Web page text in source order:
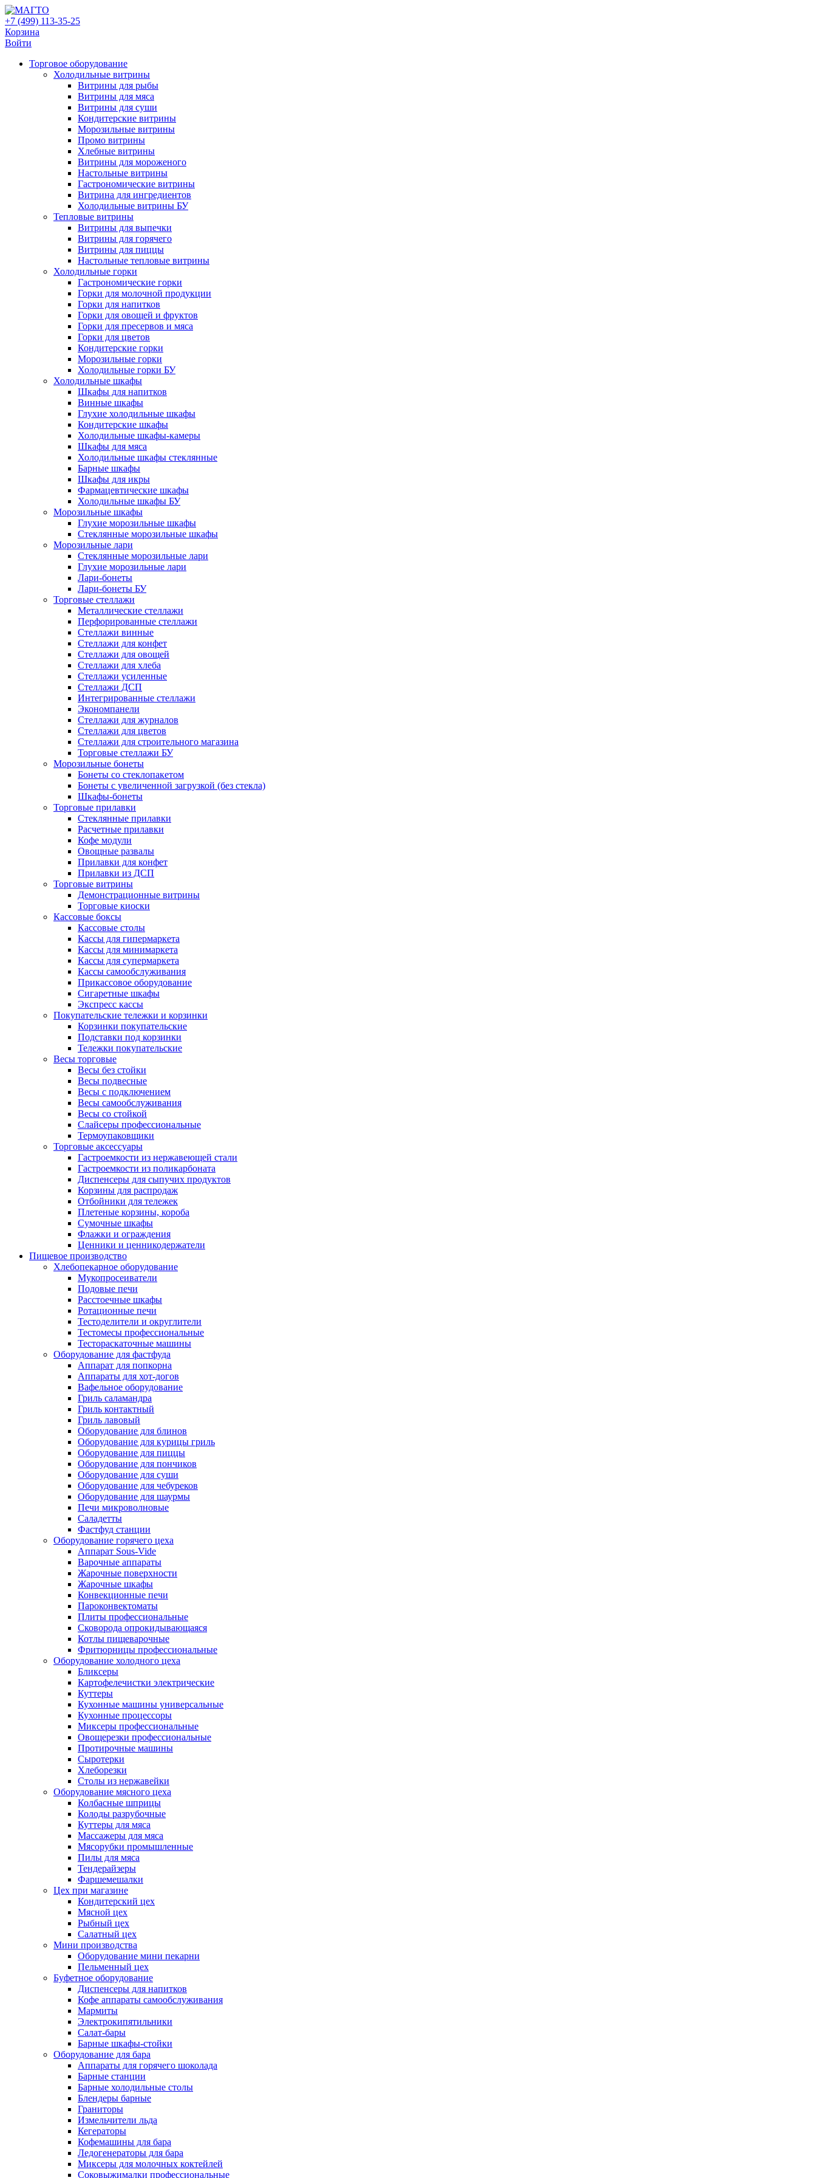
+7 (499) 113-35-25
Корзина
Войти
Свернуть/
развернуть
Торговое оборудованиe
Холодильные витрины
Витрины для рыбы
Витрины для мяса
Витрины для суши
Кондитерские витрины
Морозильные витрины
Промо витрины
Хлебные витрины
Витрины для мороженого
Настольные витрины
Гастрономические витрины
Витрина для ингредиентов
Холодильные витрины БУ
Тепловые витрины
Витрины для выпечки
Витрины для горячего
Витрины для пиццы
Настольные тепловые витрины
Холодильные горки
Гастрономические горки
Горки для молочной продукции
Горки для напитков
Горки для овощей и фруктов
Горки для пресервов и мяса
Горки для цветов
Кондитерские горки
Морозильные горки
Холодильные горки БУ
Холодильные шкафы
Шкафы для напитков
Винные шкафы
Глухие холодильные шкафы
Кондитерские шкафы
Холодильные шкафы-камеры
Шкафы для мяса
Холодильные шкафы стеклянные
Барные шкафы
Шкафы для икры
Фармацевтические шкафы
Холодильные шкафы БУ
Морозильные шкафы
Глухие морозильные шкафы
Стеклянные морозильные шкафы
Морозильные лари
Стеклянные морозильные лари
Глухие морозильные лари
Лари-бонеты
Лари-бонеты БУ
Торговые стеллажи
Металлические стеллажи
Перфорированные стеллажи
Стеллажи винные
Стеллажи для конфет
Стеллажи для овощей
Стеллажи для хлеба
Стеллажи усиленные
Стеллажи ДСП
Интегрированные стеллажи
Экономпанели
Стеллажи для журналов
Стеллажи для цветов
Стеллажи для строительного магазина
Торговые стеллажи БУ
Морозильные бонеты
Бонеты со стеклопакетом
Бонеты с увеличенной загрузкой (без стекла)
Шкафы-бонеты
Торговые прилавки
Стеклянные прилавки
Расчетные прилавки
Кофе модули
Овощные развалы
Прилавки для конфет
Прилавки из ДСП
Торговые витрины
Демонстрационные витрины
Торговые киоски
Кассовые боксы
Кассовые столы
Кассы для гипермаркета
Кассы для минимаркета
Кассы для супермаркета
Кассы самообслуживания
Прикассовое оборудование
Сигаретные шкафы
Экспресс кассы
Покупательские тележки и корзинки
Корзинки покупательские
Подставки под корзинки
Тележки покупательские
Весы торговые
Весы без стойки
Весы подвесные
Весы с подключением
Весы самообслуживания
Весы со стойкой
Слайсеры профессиональные
Термоупаковщики
Торговые аксессуары
Гастроемкости из нержавеющей стали
Гастроемкости из поликарбоната
Диспенсеры для сыпучих продуктов
Корзины для распродаж
Отбойники для тележек
Плетеные корзины, короба
Сумочные шкафы
Флажки и ограждения
Ценники и ценникодержатели
Пищевое производство
Хлебопекарное оборудование
Мукопросеиватели
Подовые печи
Расстоечные шкафы
Ротационные печи
Тестоделители и округлители
Тестомесы профессиональные
Тестораскаточные машины
Оборудование для фастфуда
Аппарат для попкорна
Аппараты для хот-догов
Вафельное оборудование
Гриль саламандра
Гриль контактный
Гриль лавовый
Оборудование для блинов
Оборудование для курицы гриль
Оборудование для пиццы
Оборудование для пончиков
Оборудование для суши
Оборудование для чебуреков
Оборудование для шаурмы
Печи микроволновые
Саладетты
Фастфуд станции
Оборудование горячего цеха
Аппарат Sous-Vide
Варочные аппараты
Жарочные поверхности
Жарочные шкафы
Конвекционные печи
Пароконвектоматы
Плиты профессиональные
Сковорода опрокидывающаяся
Котлы пищеварочные
Фритюрницы профессиональные
Оборудование холодного цеха
Бликсеры
Картофелечистки электрические
Куттеры
Кухонные машины универсальные
Кухонные процессоры
Миксеры профессиональные
Овощерезки профессиональные
Протирочные машины
Сыротерки
Хлеборезки
Столы из нержавейки
Оборудование мясного цеха
Колбасные шприцы
Колоды разрубочные
Куттеры для мяса
Массажеры для мяса
Мясорубки промышленные
Пилы для мяса
Тендерайзеры
Фаршемешалки
Цех при магазине
Кондитерский цех
Мясной цех
Рыбный цех
Салатный цех
Мини производства
Оборудование мини пекарни
Пельменный цех
Буфетное оборудование
Диспенсеры для напитков
Кофе аппараты самообслуживания
Мармиты
Электрокипятильники
Cалат-бары
Барные шкафы-стойки
Оборудование для бара
Аппараты для горячего шоколада
Барные станции
Барные холодильные столы
Блендеры барные
Граниторы
Измельчители льда
Кегераторы
Кофемашины для бара
Ледогенераторы для бара
Миксеры для молочных коктейлей
Соковыжималки профессиональные